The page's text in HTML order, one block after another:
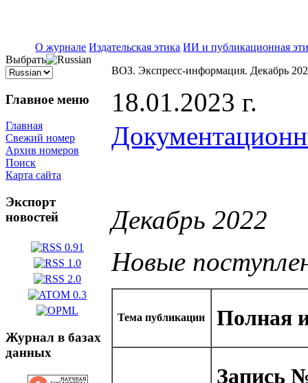
О журнале Издательская этика ИИ и публикационная
Выбрать
Главное меню
Главная
Свежий номер
Архив номеров
Поиск
Карта сайта
Экспорт
новостей
Журнал в базах
данных
ВОЗ. Экспресс-информация. Декабрь
18.01.2023 г.
Декабрь 2022
Новые
Тема публикации Полная
Запись